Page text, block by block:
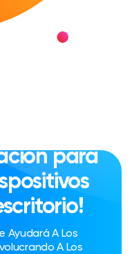
para
Ayudará A Los
A Los